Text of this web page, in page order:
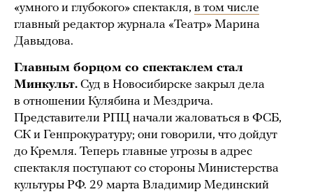
«умного и глубокого» спектакля, в том числе
главный редактор журнала «Театр» Марина
Давыдова.
Главным борцом со спектаклем стал
Минкульт. Суд в Новосибирске закрыл дела
в отношении Кулябина и Мездрича.
Представители РПЦ начали жаловаться в ФСБ,
СК и Генпрокуратуру; они говорили, что дойдут
до Кремля. Теперь главные угрозы в адрес
спектакля поступают со стороны Министерства
культуры РФ. 29 марта Владимир Мединский